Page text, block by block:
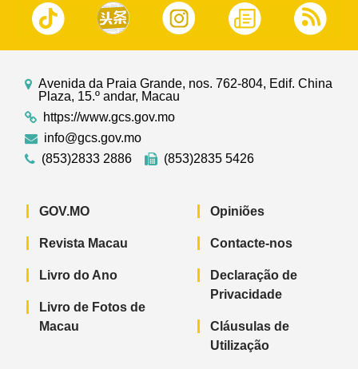
Avenida da Praia Grande, nos. 762-804, Edif. China
Plaza, 15.º andar, Macau
https://www.gcs.gov.mo
info@gcs.gov.mo
(853)2833 2886
(853)2835 5426
GOV.MO
Revista Macau
Livro do Ano
Livro de Fotos de
Macau
Opiniões
Contacte-nos
Declaração de
Privacidade
Cláusulas de
Utilização